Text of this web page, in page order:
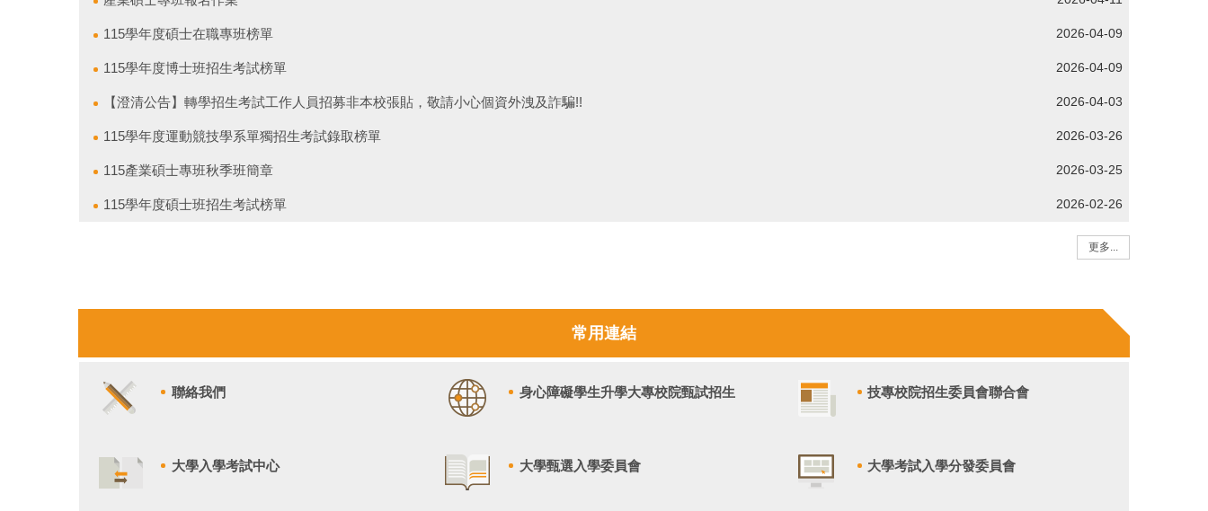
115學年度碩士在職專班榜單 2026-04-09
115學年度博士班招生考試榜單 2026-04-09
【澄清公告】轉學招生考試工作人員招募非本校張貼，敬請小心個資外洩及詐騙!! 2026-04-03
115學年度運動競技學系單獨招生考試錄取榜單 2026-03-26
115產業碩士專班秋季班簡章 2026-03-25
115學年度碩士班招生考試榜單 2026-02-26
更多...
常用連結
聯絡我們 身心障礙學生升學大專校院甄試招生 技專校院招生委員會聯合會
大學入學考試中心 大學甄選入學委員會 大學考試入學分發委員會